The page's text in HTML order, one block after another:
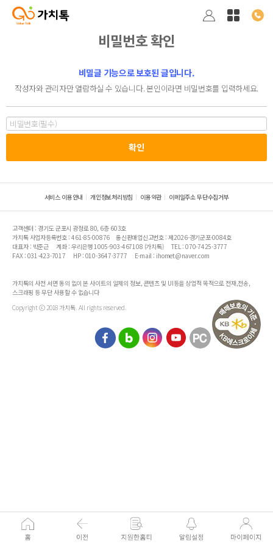
비밀번호 확인
비밀글 기능으로 보호된 글입니다.
작성자와 관리자만 열람하실 수 있습니다. 본인이라면 비밀번호를 입력하세요.
서비스 이용안내 개인정보처리방침 이용약관 이메일주소 무단수집거부
고객센터 : 경기도 군포시 광정로 80, 6층 603호
가치톡 사업자등록번호 : 461-85-00876
통신판매업신고번호 : 제2026-경기군포-0084호
대표자 : 박준근
계좌 : 우리은행 1005-903-467108 (가치톡)
TEL : 070-7425-3777
FAX : 031-423-7017
HP : 010-3647-3777 E-mail : ihomet@naver.com
가치톡의 사전 서면 동의 없이 본 사이트의 일체의 정보, 콘텐츠 및 UI등을 상업적 목적으로 전재,전송,
스크래핑 등 무단 사용할 수 없습니다
Copyright ⓒ 2018 가치톡. All rights reserved.